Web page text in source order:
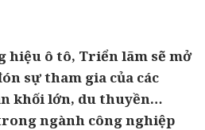
hiệu ô tô, Triển lãm sẽ mở
sự tham gia của các
khối lớn, du thuyền…
ngành công nghiệp